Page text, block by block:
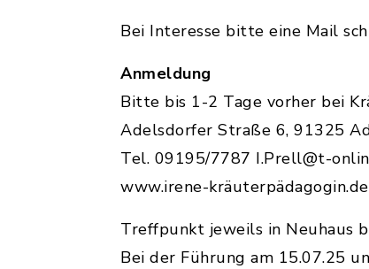
Bei Interesse bitte eine Mail
Anmeldung
Bitte bis 1-2 Tage vorher bei
Adelsdorfer Straße 6, 91325
Tel. 09195/7787 I.Prell@t-
www.irene-kräuterpädagogin.de
Treffpunkt jeweils in Neuhaus
Bei der Führung am 15.07.25